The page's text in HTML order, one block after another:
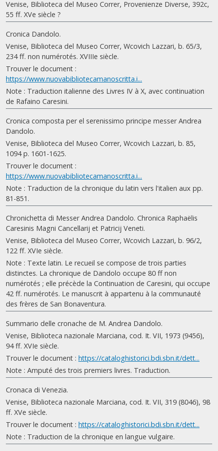
Venise, Biblioteca del Museo Correr, Provenienze Diverse, 392c,
55 ff. XVe siècle ?
Cronica Dandolo.
Venise, Biblioteca del Museo Correr, Wcovich Lazzari, b. 65/3,
234 ff. non numérotés. XVIIIe siècle.
Trouver le document :
https://www.nuovabibliotecamanoscritta.i...
Note : Traduction italienne des Livres IV à X, avec continuation
de Rafaino Caresini.
Cronica composta per el serenissimo principe messer Andrea
Dandolo.
Venise, Biblioteca del Museo Correr, Wcovich Lazzari, b. 85,
1094 p. 1601-1625.
Trouver le document :
https://www.nuovabibliotecamanoscritta.i...
Note : Traduction de la chronique du latin vers l'italien aux pp.
81-851.
Chronichetta di Messer Andrea Dandolo. Chronica Raphaëlis
Caresinis Magni Cancellarij et Patricij Veneti.
Venise, Biblioteca del Museo Correr, Wcovich Lazzari, b. 96/2,
122 ff. XVIe siècle.
Note : Texte latin. Le recueil se compose de trois parties
distinctes. La chronique de Dandolo occupe 80 ff non
numérotés ; elle précède la Continuation de Caresini, qui occupe
42 ff. numérotés. Le manuscrit à appartenu à la communauté
des frères de San Bonaventura.
Summario delle cronache de M. Andrea Dandolo.
Venise, Biblioteca nazionale Marciana, cod. It. VII, 1973 (9456),
94 ff. XVIe siècle.
Trouver le document : https://cataloghistorici.bdi.sbn.it/dett...
Note : Amputé des trois premiers livres. Traduction.
Cronaca di Venezia.
Venise, Biblioteca nazionale Marciana, cod. It. VII, 319 (8046), 98
ff. XVe siècle.
Trouver le document : https://cataloghistorici.bdi.sbn.it/dett...
Note : Traduction de la chronique en langue vulgaire.